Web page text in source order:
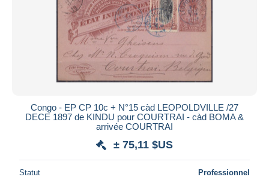
Congo - EP CP 10c + N°15 càd LEOPOLDVILLE /27
DECE 1897 de KINDU pour COURTRAI - càd BOMA &
arrivée COURTRAI
± 75,11 $US
Statut Professionnel